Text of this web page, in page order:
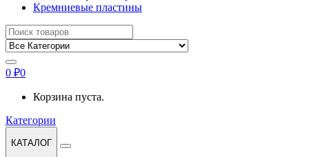
Кремниевые пластины
Найти:
0 ₽0
Корзина пуста.
Категории
КАТАЛОГ